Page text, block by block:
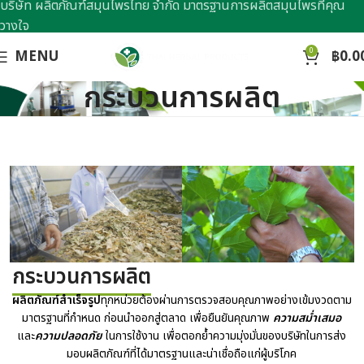
MENU 0 ฿
กระบวนการผลิต
กระบวนการผลิต
ผลิตภัณฑ์สำเร็จรูปทุกหน่วยต้องผ่านการตรวจสอบคุณภาพอย่างเข้มงวดตาม
มาตรฐานที่กำหนด ก่อนนำออกสู่ตลาด เพื่อยืนยันคุณภาพ ความสม่ำเสมอ
และความปลอดภัยในการใช้งาน เพื่อตอกย้ำความมุ่งมั่นของบริษัทในการส่ง
มอบผลิตภัณฑ์ที่ได้มาตรฐานและน่าเชื่อถือแก่ผู้บริโภค
บริษัท ผลิตภัณฑ์สมุนไพรไทย จำกัด มาตรฐานการผลิตสมุนไพรที่คุณ
วางใจ